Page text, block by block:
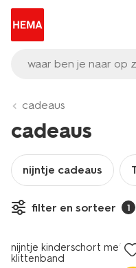
waar ben je naar op
cadeaus
cadeaus
nijntje cadeaus
filter en sorteer 1
nijntje kinderschort met
klittenband